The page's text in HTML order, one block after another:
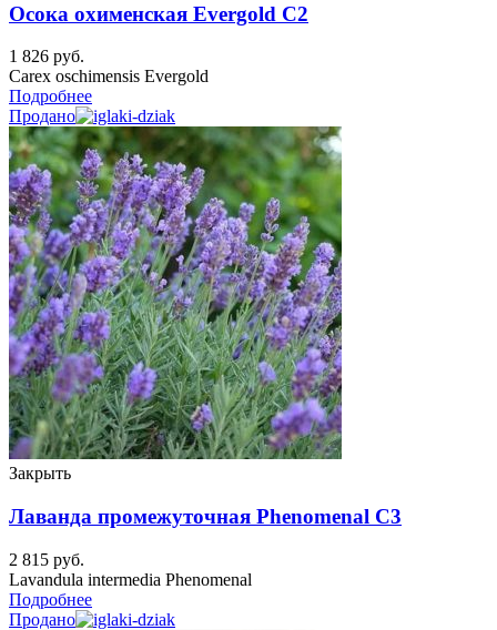
Осока охименская Evergold C2
1 826 руб.
Carex oschimensis Evergold
Подробнее
Продано
Закрыть
Лаванда промежуточная Phenomenal C3
2 815 руб.
Lavandula intermedia Phenomenal
Подробнее
Продано